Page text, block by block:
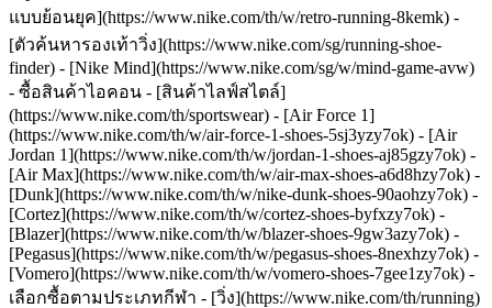
แบบย้อนยุค](https://www.nike.com/th/w/retro-running-8kemk) -
[ตัวค้นหารองเท้าวิ่ง](https://www.nike.com/sg/running-shoe-
finder) - [Nike Mind](https://www.nike.com/sg/w/mind-game-avw)
- ซื้อสินค้าไอคอน - [สินค้าไลฟ์สไตล์]
(https://www.nike.com/th/sportswear) - [Air Force 1]
(https://www.nike.com/th/w/air-force-1-shoes-5sj3yzy7ok) - [Air
Jordan 1](https://www.nike.com/th/w/jordan-1-shoes-aj85gzy7ok) -
[Air Max](https://www.nike.com/th/w/air-max-shoes-a6d8hzy7ok) -
[Dunk](https://www.nike.com/th/w/nike-dunk-shoes-90aohzy7ok) -
[Cortez](https://www.nike.com/th/w/cortez-shoes-byfxzy7ok) -
[Blazer](https://www.nike.com/th/w/blazer-shoes-9gw3azy7ok) -
[Pegasus](https://www.nike.com/th/w/pegasus-shoes-8nexhzy7ok) -
[Vomero](https://www.nike.com/th/w/vomero-shoes-7gee1zy7ok) -
เลือกซื้อตามประเภทกีฬา - [วิ่ง](https://www.nike.com/th/running)